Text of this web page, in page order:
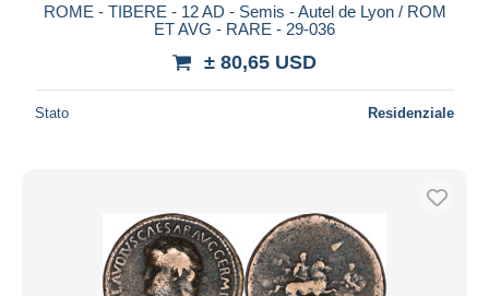
ROME - TIBERE - 12 AD - Semis - Autel de Lyon / ROM
ET AVG - RARE - 29-036
± 80,65 USD
Stato Residenziale